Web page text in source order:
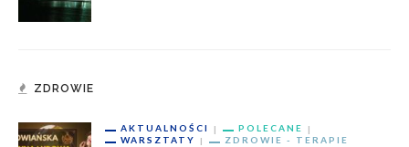
ZDROWIE
AKTUALNOŚCI
POLECANE
WARSZTATY
ZDROWIE - TERAPIE